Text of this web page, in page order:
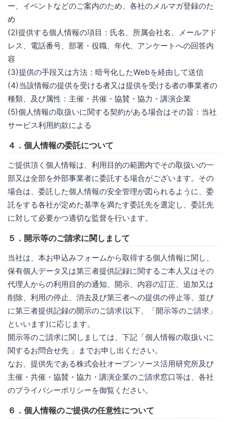
ー、イベントなどのご案内のため、各社のメルマガ登録のた
め
(2)提供する個人情報の項目：氏名、所属会社名、メールアド
レス、電話番号、部署・役職、年代、アンケートへの回答内
容
(3)提供の手段又は方法：暗号化したWebを経由して送信
(4)当該情報の提供を受ける者又は提供を受ける者の事業者の
種類、及び属性：主催・共催・協賛・協力・講演企業
(5)個人情報の取扱いに関する契約がある場合はその旨：当社
サービス利用約款による
４．個人情報の委託について
ご提供頂く個人情報は、利用目的の範囲内でその取扱いの一
部又は全部を外部事業者に委託する場合がございます。その
場合は、委託した個人情報の安全管理が図られるように、委
託をする各社が定めた基準を満たす委託先を選定し、委託先
に対して必要かつ適切な監督を行います。
５．開示等のご請求に関しまして
当社は、本お申込みフォームから取得する個人情報に関し、
保有個人データ又は第三者提供記録に関するご本人又はその
代理人からの利用目的の通知、開示、内容の訂正、追加又は
削除、利用の停止、消去及び第三者への提供の停止等、並び
に第三者提供記録の開示のご請求(以下、「開示等のご請求」
といいます)に応じます。
開示等のご請求に関しましては、下記「個人情報の取扱いに
関するお問合せ先 」までお申し出ください。
なお、提供先である株式会社オープンソース活用研究所及び
主催・共催・協賛・協力・講演企業のご請求窓口等は、各社
のプライバシーポリシーを御覧ください。
６．個人情報のご提供の任意性について